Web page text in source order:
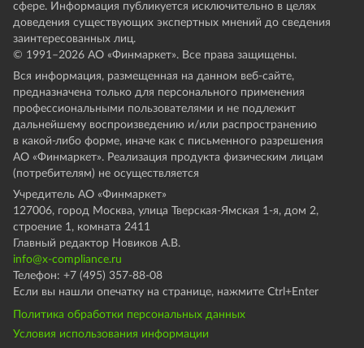
сфере. Информация публикуется исключительно в целях
доведения существующих экспертных мнений до сведения
заинтересованных лиц.
© 1991–2026 АО «Финмаркет». Все права защищены.
Вся информация, размещенная на данном веб-сайте,
предназначена только для персонального применения
профессиональными пользователями и не подлежит
дальнейшему воспроизведению и/или распространению
в какой-либо форме, иначе как с письменного разрешения
АО «Финмаркет». Реализация продукта физическим лицам
(потребителям) не осуществляется
Учредитель АО «Финмаркет»
127006, город Москва, улица Тверская-Ямская 1-я, дом 2,
строение 1, комната 2411
Главный редактор Новиков А.В.
info@x-compliance.ru
Телефон: +7 (495) 357-88-08
Если вы нашли опечатку на странице, нажмите Ctrl+Enter
Политика обработки персональных данных
Условия использования информации